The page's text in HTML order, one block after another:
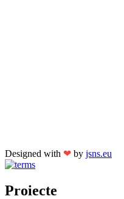
Designed with ❤ by jsns.eu
Proiecte